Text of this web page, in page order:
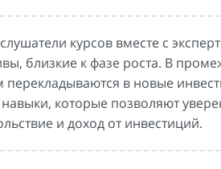
курсов вместе с
близкие к фазе роста. В
перекладываются в новые
которые позволяют
и доход от инвестиций.